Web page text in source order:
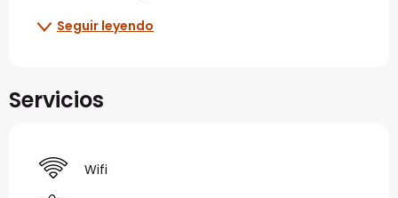
Seguir leyendo
Servicios
Wifi